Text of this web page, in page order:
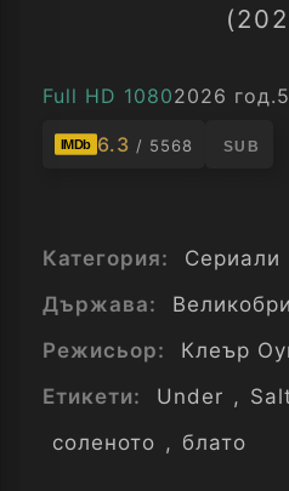
Full HD 10802026 год.
IMDb 6.3 / 5568 SUB
Категория:
Сериали
Държава:
Режисьор:
Клеър
Етикети:
Under ,
соленото , блато